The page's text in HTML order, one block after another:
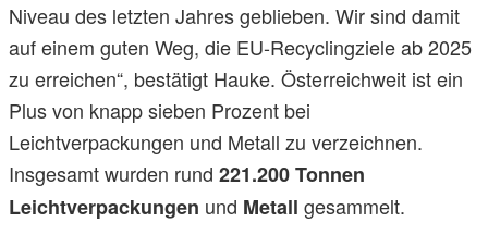
Niveau des letzten Jahres geblieben. Wir sind damit
auf einem guten Weg, die EU-Recyclingziele ab 2025
zu erreichen“, bestätigt Hauke. Österreichweit ist ein
Plus von knapp sieben Prozent bei
Leichtverpackungen und Metall zu verzeichnen.
Insgesamt wurden rund 221.200 Tonnen
Leichtverpackungen und Metall gesammelt.